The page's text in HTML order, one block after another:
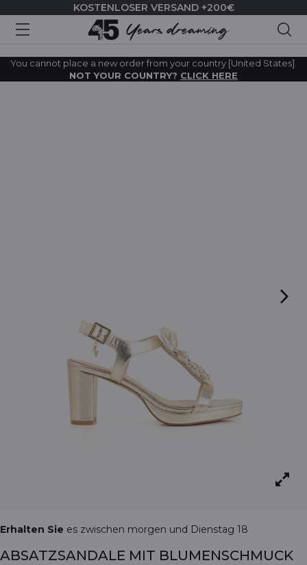
KOSTENLOSER VERSAND +200€
You cannot place a new order from your country [United States].
NOT YOUR COUNTRY? CLICK HERE
Erhalten Sie es zwischen morgen und Dienstag 18
ABSATZSANDALE MIT BLUMENSCHMUCK